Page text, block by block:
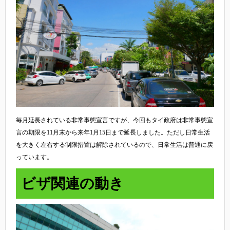
毎月延長されている非常事態宣言ですが、今回もタイ政府は非常事態宣
言の期限を11月末から来年1月15日まで延長しました。ただし日常生活
を大きく左右する制限措置は解除されているので、日常生活は普通に戻
っています。
ビザ関連の動き